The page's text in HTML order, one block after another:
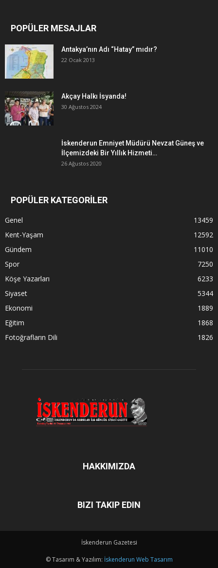
POPÜLER MESAJLAR
Antakya’nın Adı “Hatay” mıdır?
22 Ocak 2013
Akçay Halkı İsyanda!
30 Ağustos 2024
İskenderun Emniyet Müdürü Nevzat Güneş ve
İlçemizdeki Bir Yıllık Hizmeti…
26 Ağustos 2020
POPÜLER KATEGORİLER
Genel
13459
Kent-Yaşam
12592
Gündem
11010
Spor
7250
Köşe Yazarları
6233
Siyaset
5344
Ekonomi
1889
Eğitim
1868
Fotoğrafların Dili
1826
HAKKIMIZDA
BIZI TAKIP EDIN
İskenderun Gazetesi
© Tasarım & Yazılım: İskenderun Web Tasarım